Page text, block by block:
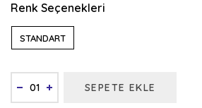
Renk Seçenekleri
STANDART
SEPETE EKLE